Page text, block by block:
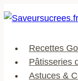
Aller
au
Recettes
Pâtisseries
Astuces &